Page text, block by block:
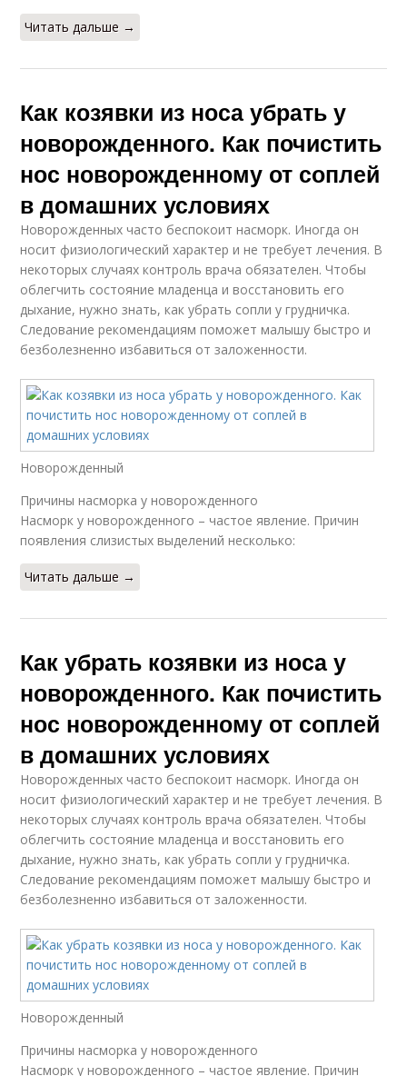
Читать дальше →
Как козявки из носа убрать у
новорожденного. Как почистить
нос новорожденному от соплей
в домашних условиях
Новорожденных часто беспокоит насморк. Иногда он
носит физиологический характер и не требует лечения. В
некоторых случаях контроль врача обязателен. Чтобы
облегчить состояние младенца и восстановить его
дыхание, нужно знать, как убрать сопли у грудничка.
Следование рекомендациям поможет малышу быстро и
безболезненно избавиться от заложенности.
Новорожденный
Причины насморка у новорожденного
Насморк у новорожденного – частое явление. Причин
появления слизистых выделений несколько:
Читать дальше →
Как убрать козявки из носа у
новорожденного. Как почистить
нос новорожденному от соплей
в домашних условиях
Новорожденных часто беспокоит насморк. Иногда он
носит физиологический характер и не требует лечения. В
некоторых случаях контроль врача обязателен. Чтобы
облегчить состояние младенца и восстановить его
дыхание, нужно знать, как убрать сопли у грудничка.
Следование рекомендациям поможет малышу быстро и
безболезненно избавиться от заложенности.
Новорожденный
Причины насморка у новорожденного
Насморк у новорожденного – частое явление. Причин